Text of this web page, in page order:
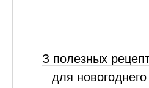
З полезных
для новогоднего